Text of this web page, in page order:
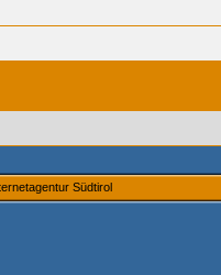
Südtirol